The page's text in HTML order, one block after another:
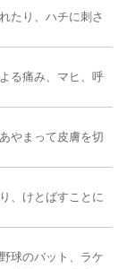
たり、ハチに刺さ
る痛み、マヒ、呼
やまって皮膚を切
、けとばすことに
球のバット、ラケ